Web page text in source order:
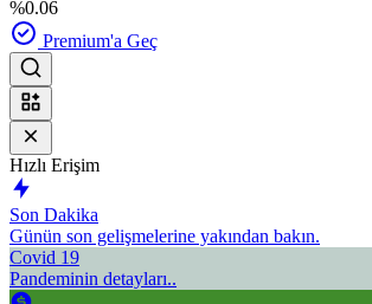
%0.06
Premium'a Geç
Hızlı Erişim
Son Dakika
Günün son gelişmelerine yakından bakın.
Covid 19
Pandeminin detayları..